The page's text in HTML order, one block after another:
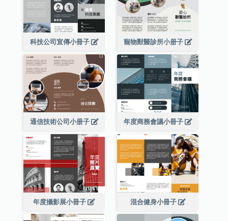
科技公司宣傳小冊子 寵物獸醫診所小册子
通信技術公司小册子 年度商務會議小冊子
年度攝影展小冊子 混合健身小冊子